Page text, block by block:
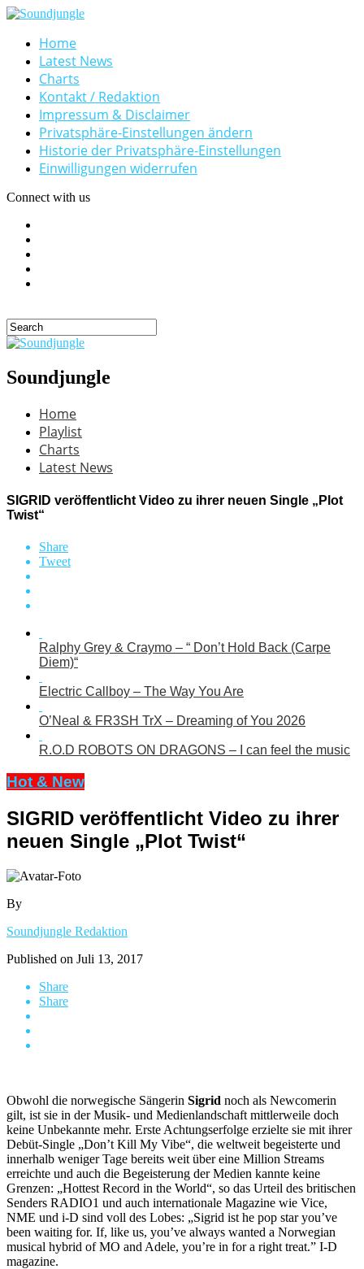
Home
Latest News
Charts
Kontakt / Redaktion
Impressum & Disclaimer
Privatsphäre-Einstellungen ändern
Historie der Privatsphäre-Einstellungen
Einwilligungen widerrufen
Connect with us
Soundjungle
Home
Playlist
Charts
Latest News
SIGRID veröffentlicht Video zu ihrer neuen Single „Plot
Twist“
Share
Tweet
Ralphy Grey & Craymo – “ Don’t Hold Back (Carpe
Diem)“
Electric Callboy – The Way You Are
O’Neal & FR3SH TrX – Dreaming of You 2026
R.O.D ROBOTS ON DRAGONS – I can feel the music
Hot & New
SIGRID veröffentlicht Video zu ihrer
neuen Single „Plot Twist“
By
Soundjungle Redaktion
Published on Juli 13, 2017
Share
Share
Obwohl die norwegische Sängerin Sigrid noch als Newcomerin
gilt, ist sie in der Musik- und Medienlandschaft mittlerweile doch
keine Unbekannte mehr. Erste Achtungserfolge erzielte sie mit ihrer
Debüt-Single „Don’t Kill My Vibe“, die weltweit begeisterte und
innerhalb weniger Tage bereits weit über eine Million Streams
erreichte und auch die Begeisterung der Medien kannte keine
Grenzen: „Hottest Record in the World“, so das Urteil des britischen
Senders RADIO1 und auch internationale Magazine wie Vice,
NME und i-D sind voll des Lobes: „Sigrid ist he pop star you’ve
been waiting for. If, like us, you’ve always wanted a Norwegian
musical hybrid of MO and Adele, you’re in for a right treat.” I-D
magazine.